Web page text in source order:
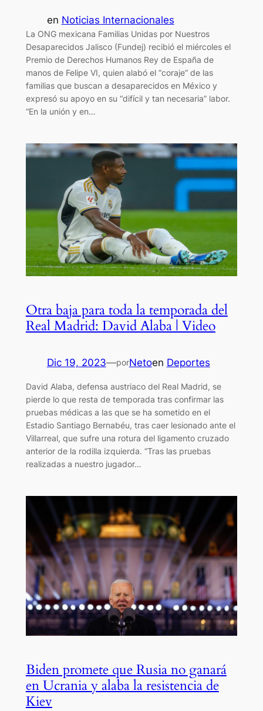
en Noticias Internacionales
La ONG mexicana Familias Unidas por Nuestros
Desaparecidos Jalisco (Fundej) recibió el miércoles el
Premio de Derechos Humanos Rey de España de
manos de Felipe VI, quien alabó el “coraje” de las
familias que buscan a desaparecidos en México y
expresó su apoyo en su “difícil y tan necesaria” labor.
“En la unión y en…
Otra baja para toda la temporada del
Real Madrid: David Alaba | Video
Dic 19, 2023—porNetoen Deportes
David Alaba, defensa austriaco del Real Madrid, se
pierde lo que resta de temporada tras confirmar las
pruebas médicas a las que se ha sometido en el
Estadio Santiago Bernabéu, tras caer lesionado ante el
Villarreal, que sufre una rotura del ligamento cruzado
anterior de la rodilla izquierda. “Tras las pruebas
realizadas a nuestro jugador…
Biden promete que Rusia no ganará
en Ucrania y alaba la resistencia de
Kiev